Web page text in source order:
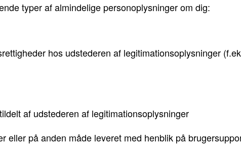
typer af almindelige personoplysninger om dig:
hos udstederen af legitimationsoplysninger
af udstederen af legitimationsoplysninger
eller på anden måde leveret med henblik på